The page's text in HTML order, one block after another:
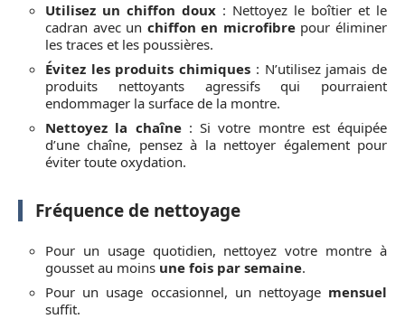
Utilisez un chiffon doux : Nettoyez le boîtier et le
cadran avec un chiffon en microfibrepour éliminer
les traces et les poussières.
Évitez les produits chimiques : N’utilisez jamais de
produits nettoyants agressifs qui pourraient
endommager la surface de la montre.
Nettoyez la chaîne: Si votre montre est équipée
d’une chaîne, pensez à la nettoyer également pour
éviter toute oxydation.
Fréquence de nettoyage
Pour un usage quotidien, nettoyez votre montre à
gousset au moins une fois par semaine.
Pour un usage occasionnel, un nettoyage mensuel
suffit.